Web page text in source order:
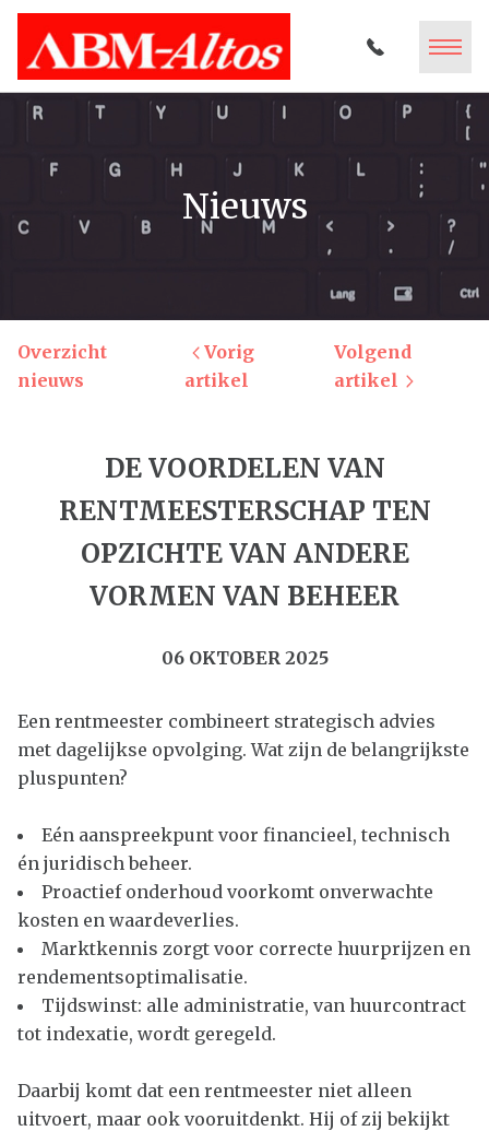
Nieuws
Overzicht
nieuws
Vorig
artikel
Volgend
artikel
DE VOORDELEN VAN
RENTMEESTERSCHAP TEN
OPZICHTE VAN ANDERE
VORMEN VAN BEHEER
06 OKTOBER 2025
Een rentmeester combineert strategisch advies
met dagelijkse opvolging. Wat zijn de belangrijkste
pluspunten?
Eén aanspreekpunt voor financieel, technisch
én juridisch beheer.
Proactief onderhoud voorkomt onverwachte
kosten en waardeverlies.
Marktkennis zorgt voor correcte huurprijzen en
rendementsoptimalisatie.
Tijdswinst: alle administratie, van huurcontract
tot indexatie, wordt geregeld.
Daarbij komt dat een rentmeester niet alleen
uitvoert, maar ook vooruitdenkt. Hij of zij bekijkt